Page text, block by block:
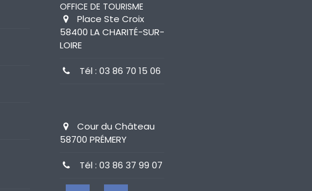
OFFICE DE TOURISME
Place Ste Croix
58400 LA CHARITÉ-SUR-
LOIRE
Tél : 03 86 70 15 06
Cour du Château
58700 PRÉMERY
Tél : 03 86 37 99 07